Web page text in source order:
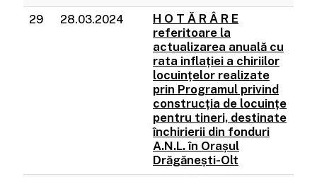
29 28.03.2024
H O T Ă R Â R E
referitoare la
actualizarea anuală cu
rata inflației a chiriilor
locuințelor realizate
prin Programul privind
construcția de locuințe
pentru tineri, destinate
închirierii din fonduri
A.N.L. în Orașul
Drăgănești-Olt